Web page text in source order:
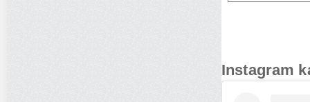
Instagram